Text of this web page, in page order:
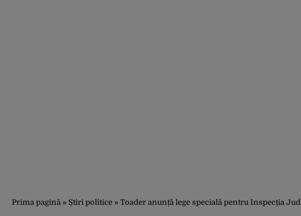
Prima pagină » Știri politice » Toader anunță lege specială pentru Inspecția